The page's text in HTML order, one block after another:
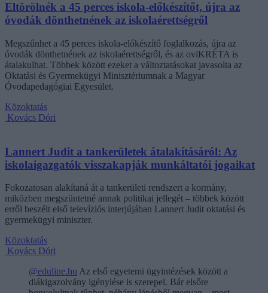
Eltörölnék a 45 perces iskola-előkészítőt, újra az
óvodák dönthetnének az iskolaérettségről
Megszűnhet a 45 perces iskola-előkészítő foglalkozás, újra az
óvodák dönthetnének az iskolaérettségről, és az oviKRÉTA is
átalakulhat. Többek között ezeket a változtatásokat javasolta az
Oktatási és Gyermekügyi Minisztériumnak a Magyar
Óvodapedagógiai Egyesület.
Közoktatás
Kovács Dóri
Lannert Judit a tankerületek átalakításáról: Az
iskolaigazgatók visszakapják munkáltatói jogaikat
Fokozatosan alakítaná át a tankerületi rendszert a kormány,
miközben megszüntetné annak politikai jellegét – többek között
erről beszélt első televíziós interjújában Lannert Judit oktatási és
gyermekügyi miniszter.
Közoktatás
Kovács Dóri
@eduline.hu Az első egyetemi ügyintézések között a
diákigazolvány igénylése is szerepel. Bár elsőre